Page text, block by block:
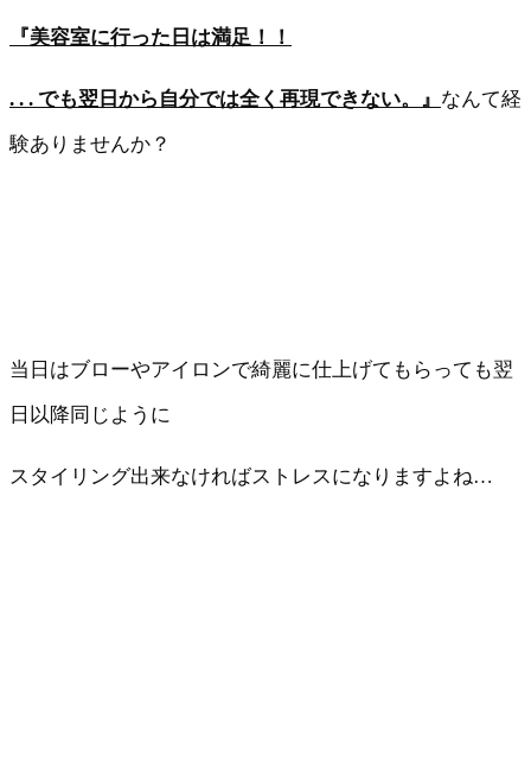
『美容室に行った日は満足！！
. . . でも翌日から自分では全く再現できない。』 なんて経
験ありませんか？
当日はブローやアイロンで綺麗に仕上げてもらっても翌
日以降同じように
スタイリング出来なければストレスになりますよね…